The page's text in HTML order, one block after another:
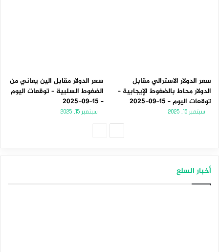
سعر الدولار الاسترالي مقابل
الدولار محاط بالضغوط الإيجابية –
توقعات اليوم – 15-09-2025
سبتمبر 15, 2025
سعر الدولار مقابل الين يعاني من
الضغوط السلبية – توقعات اليوم
– 15-09-2025
سبتمبر 15, 2025
أخبار السلع